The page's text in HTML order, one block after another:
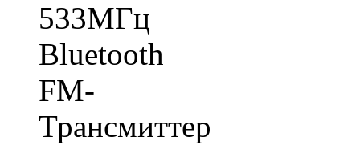
533МГц
Bluetooth
FM-
Трансмиттер